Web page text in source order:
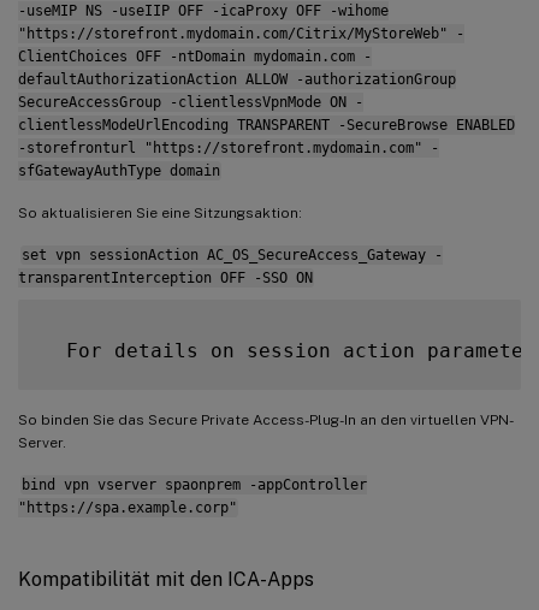
-useMIP NS -useIIP OFF -icaProxy OFF -wihome
"https://storefront.mydomain.com/Citrix/MyStoreWeb" -
ClientChoices OFF -ntDomain mydomain.com -
defaultAuthorizationAction ALLOW -authorizationGroup
SecureAccessGroup -clientlessVpnMode ON -
clientlessModeUrlEncoding TRANSPARENT -SecureBrowse ENABLED
-storefronturl "https://storefront.mydomain.com" -
sfGatewayAuthType domain
So aktualisieren Sie eine Sitzungsaktion:
set vpn sessionAction AC_OS_SecureAccess_Gateway -
transparentInterception OFF -SSO ON
For details on session action
So binden Sie das Secure Private Access-Plug-In an den virtuellen VPN-
Server.
bind vpn vserver spaonprem -appController
"https://spa.example.corp"
Kompatibilität mit den ICA-Apps